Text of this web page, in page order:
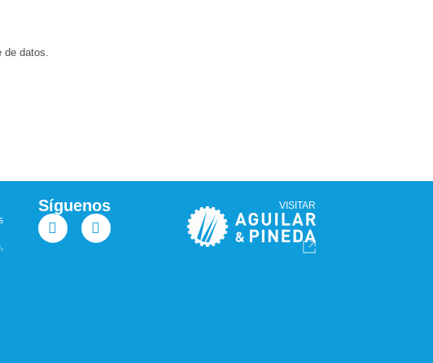
de datos.
Síguenos VISITAR